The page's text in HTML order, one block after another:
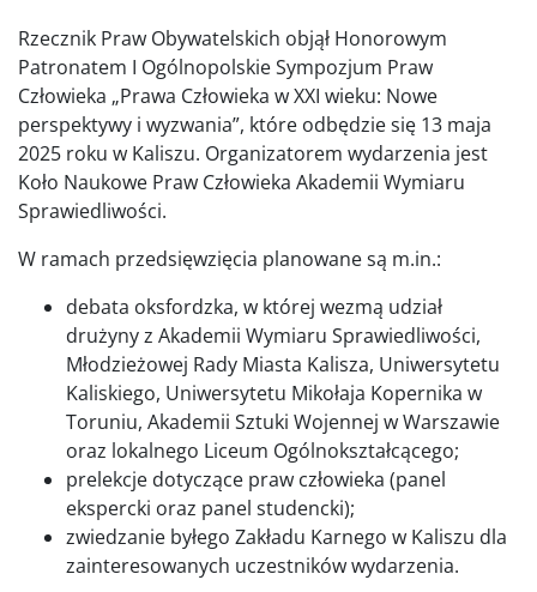
Rzecznik Praw Obywatelskich objął Honorowym
Patronatem I Ogólnopolskie Sympozjum Praw
Człowieka „Prawa Człowieka w XXI wieku: Nowe
perspektywy i wyzwania”, które odbędzie się 13 maja
2025 roku w Kaliszu. Organizatorem wydarzenia jest
Koło Naukowe Praw Człowieka Akademii Wymiaru
Sprawiedliwości.
W ramach przedsięwzięcia planowane są m.in.:
debata oksfordzka, w której wezmą udział
drużyny z Akademii Wymiaru Sprawiedliwości,
Młodzieżowej Rady Miasta Kalisza, Uniwersytetu
Kaliskiego, Uniwersytetu Mikołaja Kopernika w
Toruniu, Akademii Sztuki Wojennej w Warszawie
oraz lokalnego Liceum Ogólnokształcącego;
prelekcje dotyczące praw człowieka (panel
ekspercki oraz panel studencki);
zwiedzanie byłego Zakładu Karnego w Kaliszu dla
zainteresowanych uczestników wydarzenia.